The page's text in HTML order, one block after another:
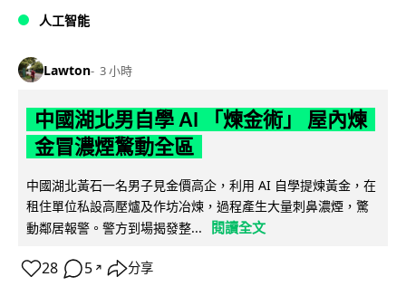
人工智能
Lawton 3 小時
中國湖北男自學 AI 「煉金術」 屋內煉
金冒濃煙驚動全區
中國湖北黃石一名男子見金價高企，利用 AI 自學提煉黃金，在
租住單位私設高壓爐及作坊冶煉，過程產生大量刺鼻濃煙，驚
動鄰居報警。警方到場揭發整...
閱讀全文
28 5 ↗ 分享